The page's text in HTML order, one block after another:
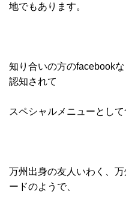
地でもあります。
知り合いの方のfacebook
認知されて
スペシャルメニューとし
万州出身の友人いわく、
ードのようで、